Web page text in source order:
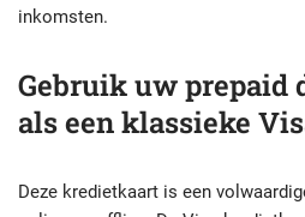
inkomsten.
Gebruik uw prepaid
als een klassieke
Deze kredietkaart is een